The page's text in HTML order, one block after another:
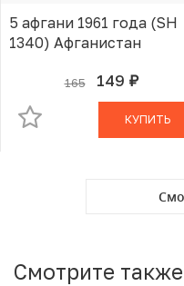
5 афгани 1961 года (SH
1340) Афганистан
165 149 руб.
В КОРЗИНЕ
КУПИТЬ
Смотрите